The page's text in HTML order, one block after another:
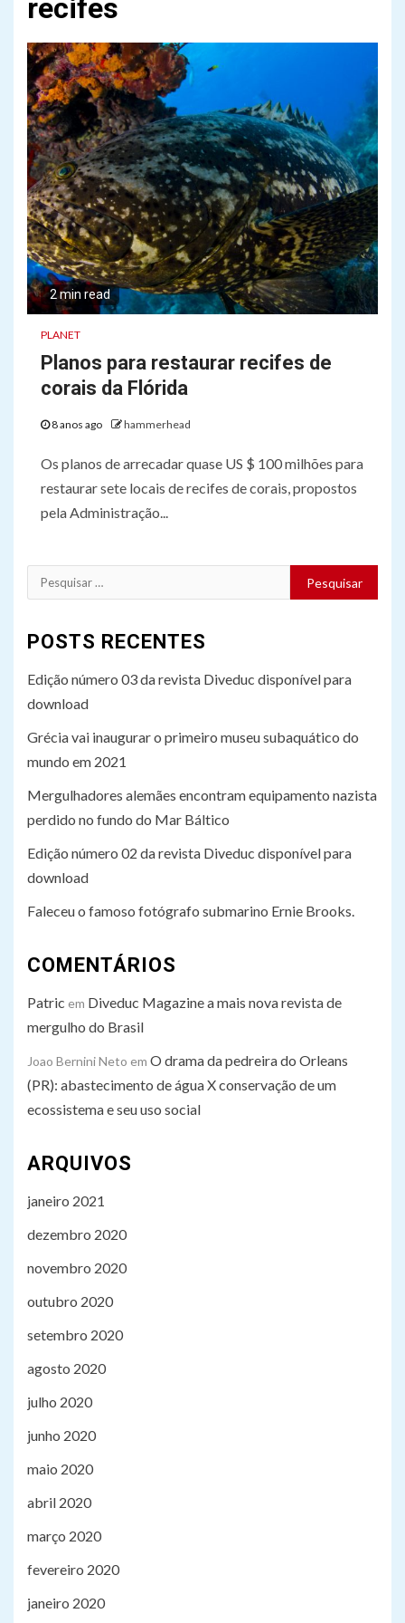
recifes
2 min read
PLANET
Planos para restaurar recifes de
corais da Flórida
8 anos ago hammerhead
Os planos de arrecadar quase US $ 100 milhões para
restaurar sete locais de recifes de corais, propostos
pela Administração...
Pesquisar
por:
POSTS RECENTES
Edição número 03 da revista Diveduc disponível para
download
Grécia vai inaugurar o primeiro museu subaquático do
mundo em 2021
Mergulhadores alemães encontram equipamento nazista
perdido no fundo do Mar Báltico
Edição número 02 da revista Diveduc disponível para
download
Faleceu o famoso fotógrafo submarino Ernie Brooks.
COMENTÁRIOS
Patric em Diveduc Magazine a mais nova revista de
mergulho do Brasil
Joao Bernini Neto em O drama da pedreira do Orleans
(PR): abastecimento de água X conservação de um
ecossistema e seu uso social
ARQUIVOS
janeiro 2021
dezembro 2020
novembro 2020
outubro 2020
setembro 2020
agosto 2020
julho 2020
junho 2020
maio 2020
abril 2020
março 2020
fevereiro 2020
janeiro 2020